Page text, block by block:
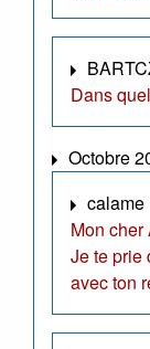
Dans
Octobre
calame
Mon cher
Je te prie
avec ton